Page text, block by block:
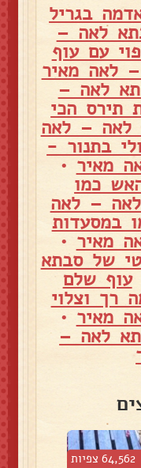
בגריל
לאה –
עם עוף
לאה מאיר
לאה –
תירס הכי
לאה – לאה
בתנור -
מאיר •
כמו
– לאה
במסעדות
מאיר •
של סבתא
עוף שלם
רך וצלוי
מאיר •
לאה –
64,562 צפיות